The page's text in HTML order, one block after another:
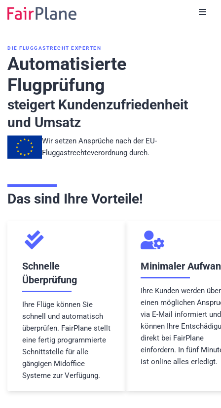
DIE FLUGGASTRECHT EXPERTEN
Automatisierte
Flugprüfung
steigert Kundenzufriedenheit
und Umsatz
Wir setzen Ansprüche nach der EU-
Fluggastrechteverordnung durch.
Das sind Ihre Vorteile!
Schnelle
Überprüfung
Ihre Flüge können Sie
schnell und automatisch
überprüfen. FairPlane stellt
eine fertig programmierte
Schnittstelle für alle
gängigen Midoffice
Systeme zur Verfügung.
Minimaler
Ihre Kunden werden über
einen möglichen
via E-Mail informiert und
können Ihre
direkt bei FairPlane
einfordern. In fünf
ist online alles erledigt.